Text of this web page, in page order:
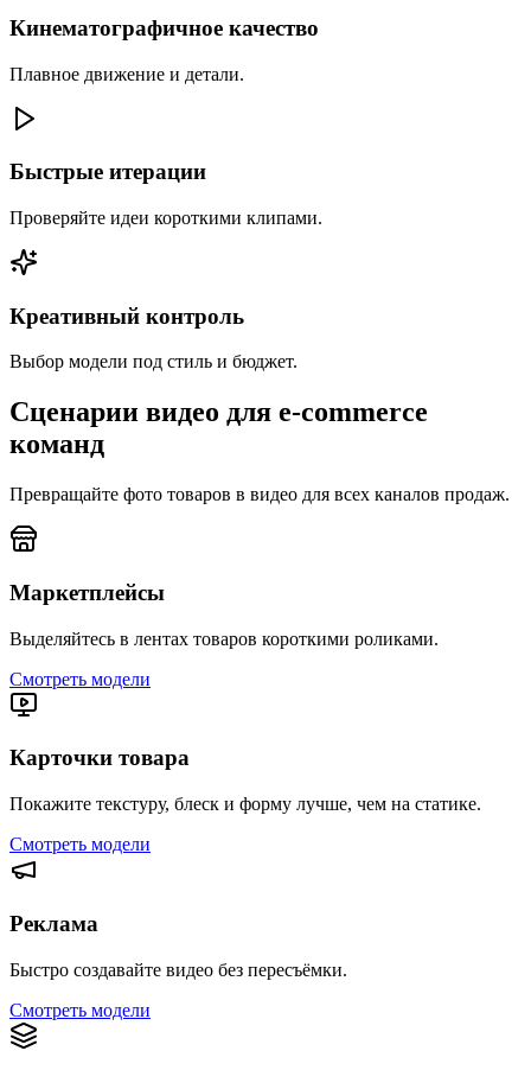
Кинематографичное качество
Плавное движение и детали.
Быстрые итерации
Проверяйте идеи короткими клипами.
Креативный контроль
Выбор модели под стиль и бюджет.
Сценарии видео для e-commerce
команд
Превращайте фото товаров в видео для всех каналов продаж.
Маркетплейсы
Выделяйтесь в лентах товаров короткими роликами.
Смотреть модели
Карточки товара
Покажите текстуру, блеск и форму лучше, чем на статике.
Смотреть модели
Реклама
Быстро создавайте видео без пересъёмки.
Смотреть модели